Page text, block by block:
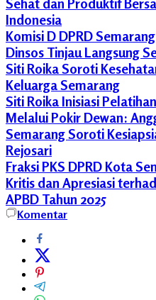
Sehat dan Produktif
Indonesia
Komisi D DPRD
Dinsos Tinjau Langsung
Siti Roika Soroti
Keluarga Semarang
Siti Roika Inisiasi
Melalui Pokir Dewan:
Semarang Soroti
Rejosari
Fraksi PKS DPRD Kota
Kritis dan Apresiasi
APBD Tahun 2025
Fraksi
DPRD
Kota
Semarang
Komentar